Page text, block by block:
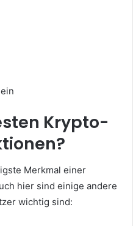
Krypto-
Merkmal einer
hier sind einige andere
wichtig sind: